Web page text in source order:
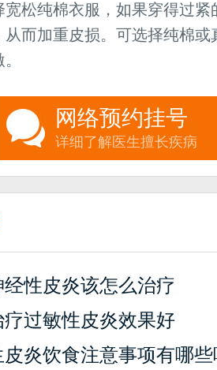
宽松纯棉衣服，如果穿得过紧
从而加重皮损。可选择纯棉或
网络预约挂号
详细了解医生擅长疾病
经性皮炎该怎么治疗
疗过敏性皮炎效果好
皮炎饮食注意事项有哪些